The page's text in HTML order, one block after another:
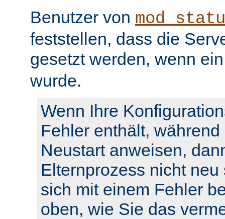
Benutzer von
feststellen, dass die
gesetzt werden, wenn
wurde.
Wenn Ihre
Fehler enthält,
Neustart anweisen,
Elternprozess nicht
sich mit einem Fehler
oben, wie Sie das